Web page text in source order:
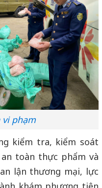
vi phạm
kiểm tra, kiểm soát
toàn thực phẩm và
lận thương mại, lực